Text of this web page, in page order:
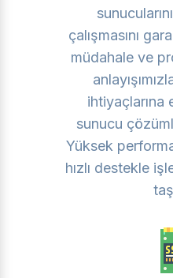
çalışmasını
müdahale ve
ihtiyaçlarına
sunucu
Yüksek
hızlı destekle